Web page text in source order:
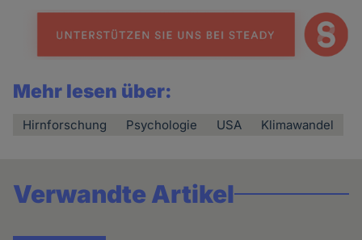
Mehr lesen über:
Hirnforschung Psychologie USA Klimawandel
Verwandte Artikel